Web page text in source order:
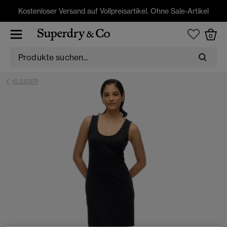
Kostenloser Versand auf Vollpreisartikel. Ohne Sale-Artikel
0
KLEIDER